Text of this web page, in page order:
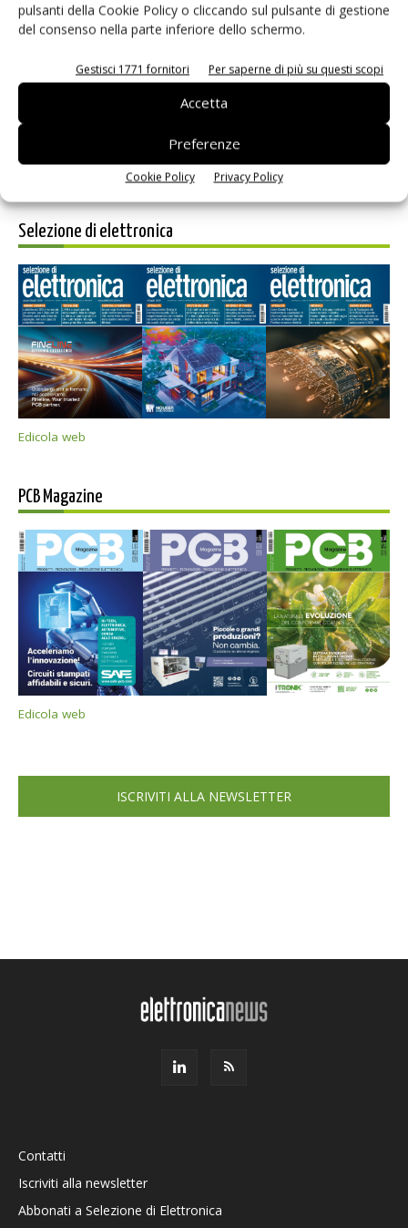
pulsanti della Cookie Policy o cliccando sul pulsante di gestione
del consenso nella parte inferiore dello schermo.
Gestisci 1771 fornitori Per saperne di più su questi scopi
Accetta
Preferenze
Cookie Policy Privacy Policy
Salva il mio nome, email e sito web in questo browser per i
prossimi commenti.
Selezione di elettronica
Edicola web
PCB Magazine
Edicola web
ISCRIVITI ALLA NEWSLETTER
Contatti
Iscriviti alla newsletter
Abbonati a Selezione di Elettronica